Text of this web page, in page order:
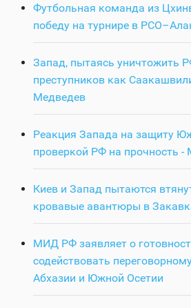
Футбольная команда из
победу на турнире в
Запад, пытаясь уничтожить
преступников как
Медведев
Реакция Запада на защиту
проверкой РФ на прочность -
Киев и Запад пытаются
кровавые авантюры в
МИД РФ заявляет о
содействовать
Абхазии и Южной Осетии